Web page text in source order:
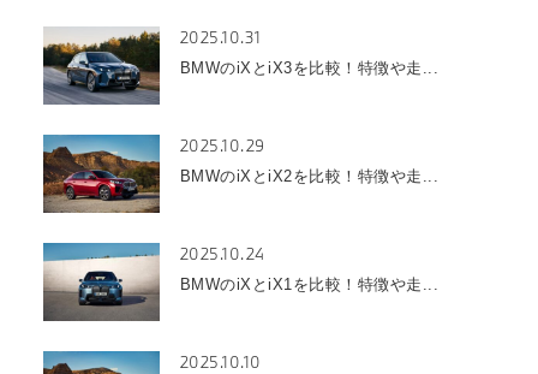
2025.10.31
BMWのiXとiX3を比較！特徴や走...
2025.10.29
BMWのiXとiX2を比較！特徴や走...
2025.10.24
BMWのiXとiX1を比較！特徴や走...
2025.10.10